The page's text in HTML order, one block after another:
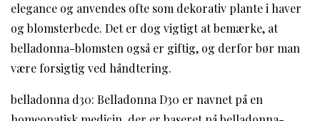
elegance og anvendes ofte som dekorativ plante i haver
og blomsterbede. Det er dog vigtigt at bemærke, at
belladonna-blomsten også er giftig, og derfor bør man
være forsigtig ved håndtering.
belladonna d30: Belladonna D30 er navnet på en